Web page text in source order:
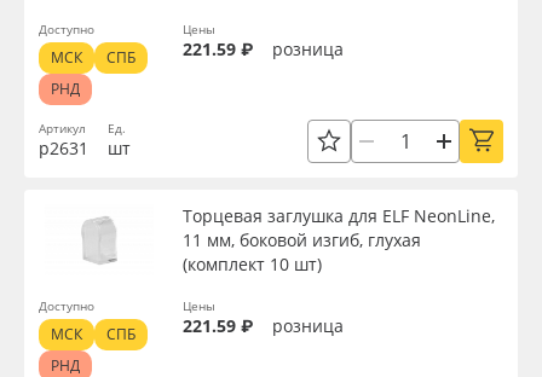
Артикул
р2631
Ед.
шт
Цены
221.59 ₽ розница
Доступно
МСК
СПБ
РНД
Торцевая заглушка для ELF NeonLine,
11 мм, боковой изгиб, глухая
(комплект 10 шт)
Цены
221.59 ₽ розница
Доступно
МСК
СПБ
РНД